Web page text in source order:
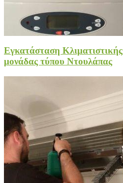
Εγκατάσταση Κλιματιστικής
μονάδας τύπου Ντουλάπας